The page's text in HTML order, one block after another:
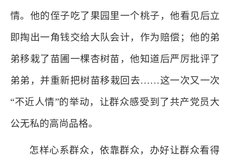
情。他的侄子吃了果园里一个桃子，他看见后立
即掏出一角钱交给大队会计，作为赔偿；他的弟
弟移栽了苗圃一棵杏树苗，他知道后严厉批评了
弟弟，并重新把树苗移栽回去……这一次又一次
“不近人情”的举动，让群众感受到了共产党员大
公无私的高尚品格。
怎样心系群众，依靠群众，办好让群众看得